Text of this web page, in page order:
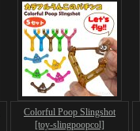
Colorful Poop Slingshot
[toy-slingpoopcol]